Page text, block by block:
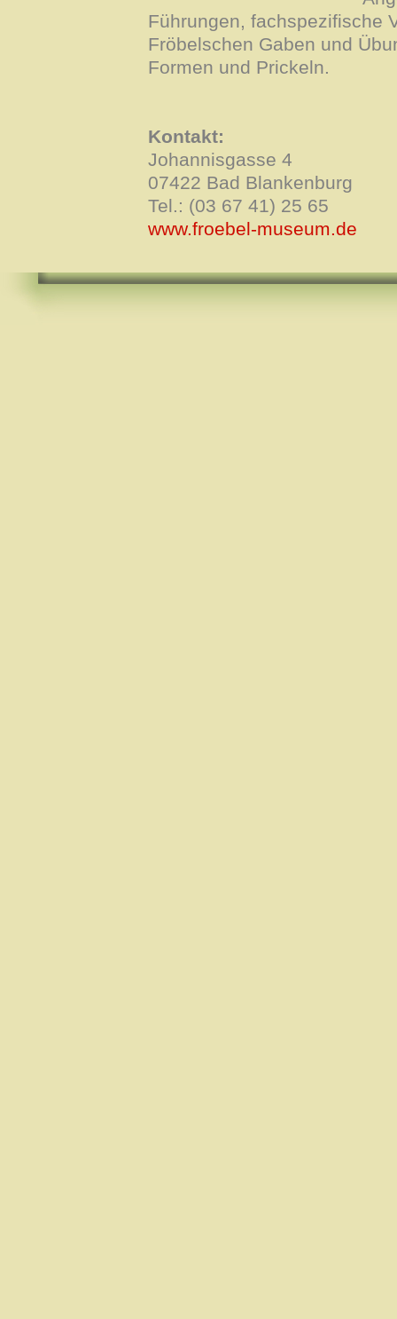
Führungen, fachspezifische
Fröbelschen Gaben und
Formen und Prickeln.
Kontakt:
Johannisgasse 4
07422 Bad Blankenburg
Tel.: (03 67 41) 25 65
www.froebel-museum.de